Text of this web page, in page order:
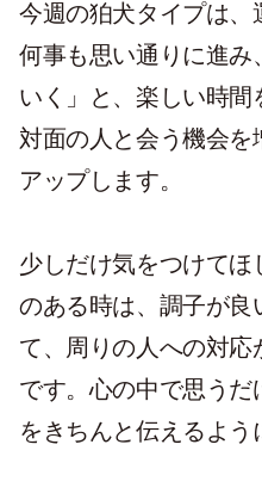
今週の狛犬タイプは、
何事も思い通りに進み
いく」と、楽しい時
対面の人と会う機会
アップします。
少しだけ気をつけて
のある時は、調子が良
て、周りの人への対応
です。心の中で思う
をきちんと伝えるよう